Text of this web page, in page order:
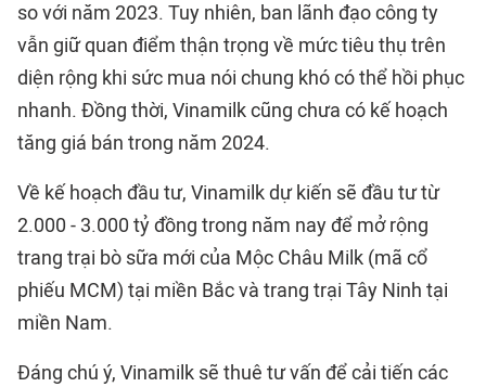
so với năm 2023. Tuy nhiên, ban lãnh đạo công ty
vẫn giữ quan điểm thận trọng về mức tiêu thụ trên
diện rộng khi sức mua nói chung khó có thể hồi phục
nhanh. Đồng thời, Vinamilk cũng chưa có kế hoạch
tăng giá bán trong năm 2024.
Về kế hoạch đầu tư, Vinamilk dự kiến sẽ đầu tư từ
2.000 - 3.000 tỷ đồng trong năm nay để mở rộng
trang trại bò sữa mới của Mộc Châu Milk (mã cổ
phiếu MCM) tại miền Bắc và trang trại Tây Ninh tại
miền Nam.
Đáng chú ý, Vinamilk sẽ thuê tư vấn để cải tiến các